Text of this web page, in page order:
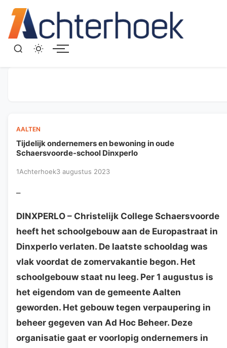
AALTEN
Tijdelijk ondernemers en bewoning in oude
Schaersvoorde-school Dinxperlo
1Achterhoek3 augustus 2023
–
DINXPERLO – Christelijk College Schaersvoorde
heeft het schoolgebouw aan de Europastraat in
Dinxperlo verlaten. De laatste schooldag was
vlak voordat de zomervakantie begon. Het
schoolgebouw staat nu leeg. Per 1 augustus is
het eigendom van de gemeente Aalten
geworden. Het gebouw tegen verpaupering in
beheer gegeven van Ad Hoc Beheer. Deze
organisatie gaat er voorlopig ondernemers in